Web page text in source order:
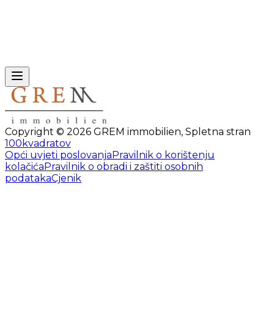
Copyright © 2026 GREM immobilien, Spletna stran
100kvadratov
Opći uvjeti poslovanjaPravilnik o korištenju
kolačićaPravilnik o obradi i zaštiti osobnih
podatakaCjenik